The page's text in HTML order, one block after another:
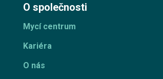
O společnosti
Mycí centrum
Kariéra
O nás